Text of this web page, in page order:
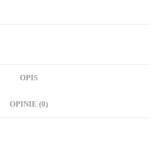
OPIS
OPINIE (0)